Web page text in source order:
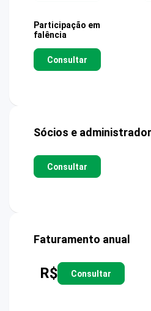
Participação em
falência
Consultar
Sócios e
Consultar
Faturamento anual
R$ Consultar